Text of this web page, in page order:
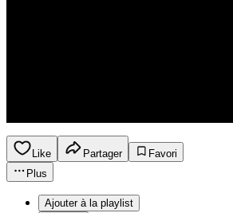
Like Partager
Favori
Plus
Ajouter à la playlist